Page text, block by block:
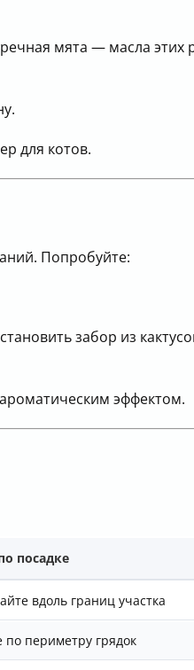
мята — масла этих
для котов.
Попробуйте:
забор из
эффектом.
посадке
вдоль границ участка
по периметру грядок